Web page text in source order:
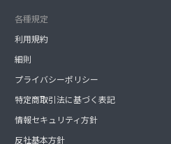
各種規定
利用規約
細則
プライバシーポリシー
特定商取引法に基づく表記
情報セキュリティ方針
反社基本方針